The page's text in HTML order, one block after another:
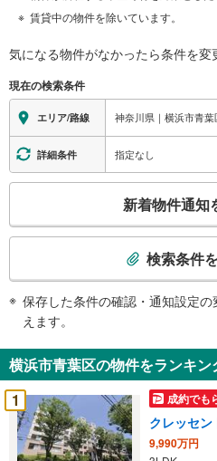
賃貸中の物件を除いています。
気になる物件がなかったら条件を変
現在の検索条件
エリア/路線 神奈川県｜横浜市青
詳細条件 指定なし
検
知
を
受
け
取
る
新着物件通知
検索条件
保存した条件の確認・通知設定の
えます。
横浜市青葉区の物件をランキン
1
成約でも
クレッセ
9,990万円